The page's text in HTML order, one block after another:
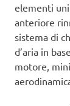
elementi
anteriore
sistema di
d’aria in
motore,